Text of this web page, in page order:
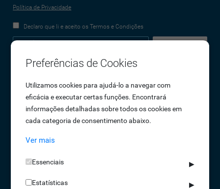
Política de Privacidade
Declaro que li e aceito os Termos e Condições
Empresa
Sobre Nós
Oportunidades de Emprego
Termos e Condições
Política de Privacidade
Livro de reclamações
Preferências de Cookies
Utilizamos cookies para ajudá-lo a navegar com
eficácia e executar certas funções. Encontrará
informações detalhadas sobre todos os cookies em
cada categoria de consentimento abaixo.
Ver mais
Essenciais ▶
Estatísticas ▶